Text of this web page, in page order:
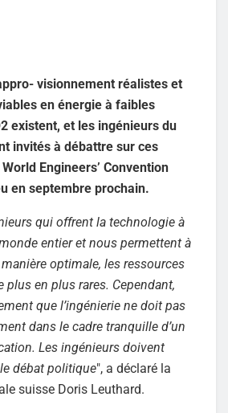
visionnement réalistes et
en énergie à faibles
existent, et les ingénieurs du
invités à débattre sur ces
Engineers’ Convention
en septembre prochain.
qui offrent la technologie à
entier et nous permettent à
optimale, les ressources
plus en plus rares. Cependant,
que l’ingénierie ne doit pas
dans le cadre tranquille d’un
Les ingénieurs doivent
débat politique", a déclaré la
suisse Doris Leuthard.